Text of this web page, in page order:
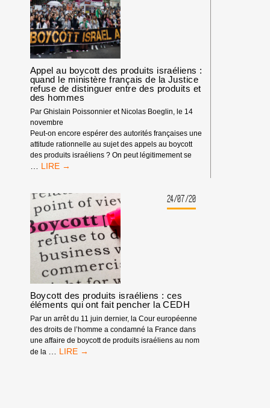
Appel au boycott des produits israéliens :
quand le ministère français de la Justice
refuse de distinguer entre des produits et
des hommes
Par Ghislain Poissonnier et Nicolas Boeglin, le 14
novembre
Peut-on encore espérer des autorités françaises une
attitude rationnelle au sujet des appels au boycott
des produits israéliens ? On peut légitimement se
APPEL
DES
PRODUITS
ISRAÉLIENS
:
QUAND
LE
MINISTÈRE
FRANÇAIS
DE
LA
JUSTICE
REFUSE
DE
DISTINGUER
ENTRE
24/07/20
Boycott des produits israéliens : ces
éléments qui ont fait pencher la CEDH
Par un arrêt du 11 juin dernier, la Cour européenne
des droits de l’homme a condamné la France dans
une affaire de boycott de produits israéliens au nom
de la
BOYCOTT